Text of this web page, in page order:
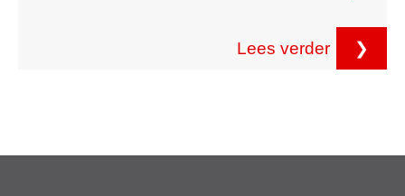
Lees verder ❯